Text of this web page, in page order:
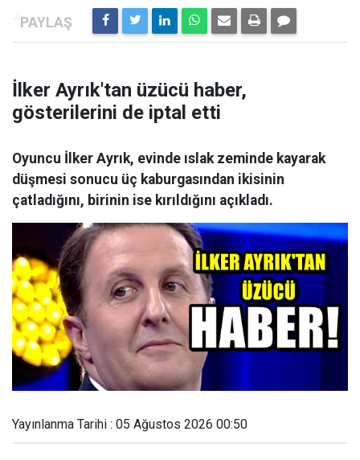
İlker Ayrık'tan üzücü haber,
gösterilerini de iptal etti
Oyuncu İlker Ayrık, evinde ıslak zeminde kayarak
düşmesi sonucu üç kaburgasından ikisinin
çatladığını, birinin ise kırıldığını açıkladı.
Yayınlanma Tarihi : 05 Ağustos 2026 00:50